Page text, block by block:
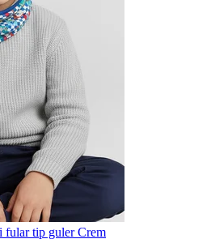
fular tip guler Crem